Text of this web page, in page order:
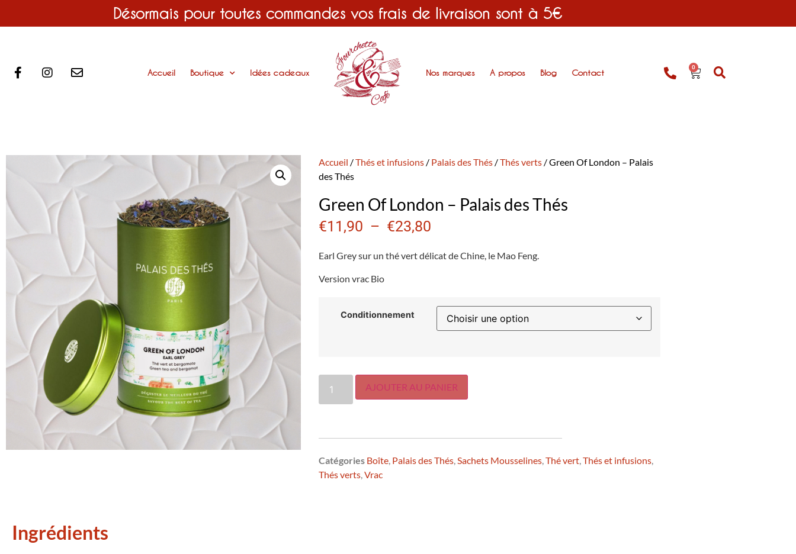
Désormais pour toutes commandes vos frais de livraison sont à 5€
Accueil Boutique Idées cadeaux Nos marques A propos Blog Contact
0
Accueil /Thés et infusions / Palais des Thés /Thés verts / Green Of London – Palais
des Thés
Green Of London – Palais des Thés
€11,90 – €23,80
Earl Grey sur un thé vert délicat de Chine, le Mao Feng.
Version vrac Bio
Conditionnement
AJOUTER AU PANIER
Catégories Boîte, Palais des Thés,Sachets Mousselines,Thé vert,Thés et infusions,
Thés verts,Vrac
Ingrédients